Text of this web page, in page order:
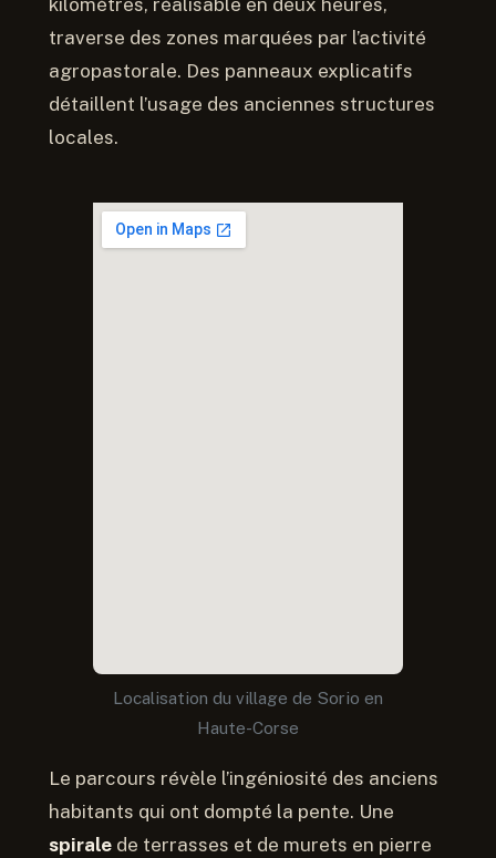
traverse des zones marquées par l’activité
agropastorale. Des panneaux explicatifs
détaillent l’usage des anciennes structures
locales.
Localisation du village de Sorio en
Haute-Corse
Le parcours révèle l’ingéniosité des anciens
habitants qui ont dompté la pente. Une
spirale de terrasses et de murets en pierre